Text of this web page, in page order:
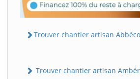
Trouver chantier artisan
Trouver chantier artisan